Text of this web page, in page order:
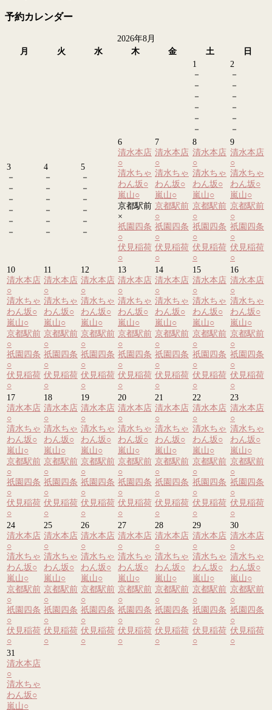
予約カレンダー
2026年8月
月
火 水 木 金 土
日
1
－
－
－
－
－
－
2
－
－
－
－
－
－
3
－
－
－
－
－
－
4
－
－
－
－
－
－
5
－
－
－
－
－
－
6
清水本店
○
清水ちゃ
わん坂○
嵐山○
京都駅前
×
祇園四条
○
伏見稲荷
○
7
清水本店
○
清水ちゃ
わん坂○
嵐山○
京都駅前
○
祇園四条
○
伏見稲荷
○
8
清水本店
○
清水ちゃ
わん坂○
嵐山○
京都駅前
○
祇園四条
○
伏見稲荷
○
9
清水本店
○
清水ちゃ
わん坂○
嵐山○
京都駅前
○
祇園四条
○
伏見稲荷
○
10
清水本店
○
清水ちゃ
わん坂○
嵐山○
京都駅前
○
祇園四条
○
伏見稲荷
○
11
清水本店
○
清水ちゃ
わん坂○
嵐山○
京都駅前
○
祇園四条
○
伏見稲荷
○
12
清水本店
○
清水ちゃ
わん坂○
嵐山○
京都駅前
○
祇園四条
○
伏見稲荷
○
13
清水本店
○
清水ちゃ
わん坂○
嵐山○
京都駅前
○
祇園四条
○
伏見稲荷
○
14
清水本店
○
清水ちゃ
わん坂○
嵐山○
京都駅前
○
祇園四条
○
伏見稲荷
○
15
清水本店
○
清水ちゃ
わん坂○
嵐山○
京都駅前
○
祇園四条
○
伏見稲荷
○
16
清水本店
○
清水ちゃ
わん坂○
嵐山○
京都駅前
○
祇園四条
○
伏見稲荷
○
17
清水本店
○
清水ちゃ
わん坂○
嵐山○
京都駅前
○
祇園四条
○
伏見稲荷
○
18
清水本店
○
清水ちゃ
わん坂○
嵐山○
京都駅前
○
祇園四条
○
伏見稲荷
○
19
清水本店
○
清水ちゃ
わん坂○
嵐山○
京都駅前
○
祇園四条
○
伏見稲荷
○
20
清水本店
○
清水ちゃ
わん坂○
嵐山○
京都駅前
○
祇園四条
○
伏見稲荷
○
21
清水本店
○
清水ちゃ
わん坂○
嵐山○
京都駅前
○
祇園四条
○
伏見稲荷
○
22
清水本店
○
清水ちゃ
わん坂○
嵐山○
京都駅前
○
祇園四条
○
伏見稲荷
○
23
清水本店
○
清水ちゃ
わん坂○
嵐山○
京都駅前
○
祇園四条
○
伏見稲荷
○
24
清水本店
○
清水ちゃ
わん坂○
嵐山○
京都駅前
○
祇園四条
○
伏見稲荷
○
25
清水本店
○
清水ちゃ
わん坂○
嵐山○
京都駅前
○
祇園四条
○
伏見稲荷
○
26
清水本店
○
清水ちゃ
わん坂○
嵐山○
京都駅前
○
祇園四条
○
伏見稲荷
○
27
清水本店
○
清水ちゃ
わん坂○
嵐山○
京都駅前
○
祇園四条
○
伏見稲荷
○
28
清水本店
○
清水ちゃ
わん坂○
嵐山○
京都駅前
○
祇園四条
○
伏見稲荷
○
29
清水本店
○
清水ちゃ
わん坂○
嵐山○
京都駅前
○
祇園四条
○
伏見稲荷
○
30
清水本店
○
清水ちゃ
わん坂○
嵐山○
京都駅前
○
祇園四条
○
伏見稲荷
○
31
清水本店
○
清水ちゃ
わん坂○
嵐山○